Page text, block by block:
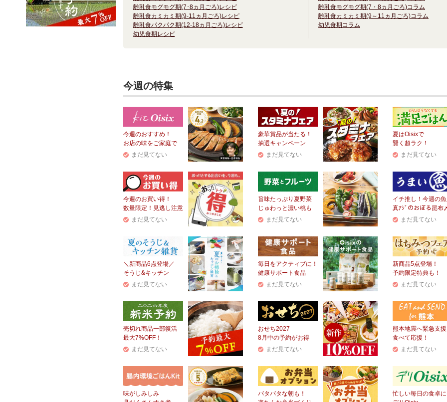
離乳食モグモグ期(7･8ヵ月ごろ)レシピ
離乳食カミカミ期(9-11ヵ月ごろ)レシピ
離乳食パクパク期(12-18ヵ月ごろ)レシピ
幼児食期レシピ
離乳食モグモグ期(7・8ヵ月ごろ)コラム
離乳食カミカミ期(9～11ヵ月ごろ)コラム
幼児食期コラム
今週の特集
今週のおすすめ！
お店の味をご家庭で
まだ見てない
豪華賞品が当たる！
抽選キャンペーン
まだ見てない
夏はOisixで
賢く超ラク！
まだ見てない
今週のお買い得！
数量限定！見逃し注意
まだ見てない
旨味たっぷり夏野菜
じゅわっと濃い桃も
まだ見てない
イチ推し！今週の魚
真ｱｼﾞのおぼろ昆布
まだ見てない
＼新商品6点登場／
そうじ&キッチン
まだ見てない
毎日をアクティブに！
健康サポート食品
まだ見てない
新商品5点登場！
予約限定特典も！
まだ見てない
売切れ商品一部復活
最大7%OFF！
まだ見てない
おせち2027
8月中の予約がお得
まだ見てない
熊本地震へ緊急支援
食べて応援！
まだ見てない
味がしみしみ
バタバタな朝も！
忙しい毎日の食卓に